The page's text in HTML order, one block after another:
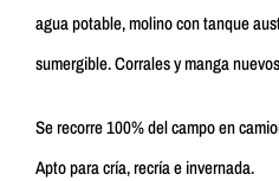
agua potable, molino con tanque
sumergible. Corrales y manga
Se recorre 100% del campo en
Apto para cría, recría e invernada.